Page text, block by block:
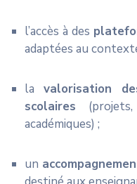
l’accès à des
adaptées au
la valorisation
scolaires (projets,
académiques) ;
un